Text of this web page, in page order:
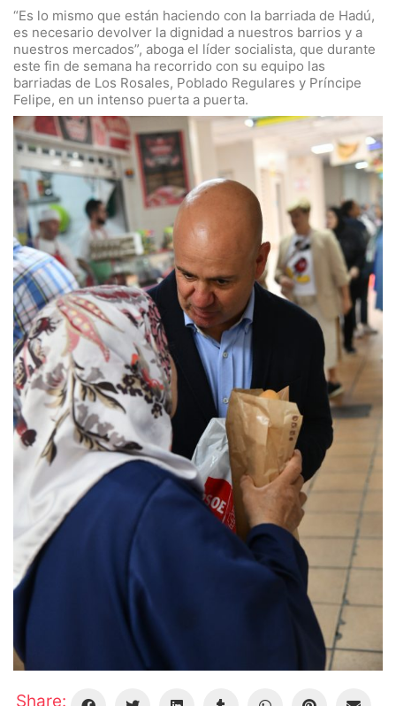
“Es lo mismo que están haciendo con la barriada de Hadú,
es necesario devolver la dignidad a nuestros barrios y a
nuestros mercados”, aboga el líder socialista, que durante
este fin de semana ha recorrido con su equipo las
barriadas de Los Rosales, Poblado Regulares y Príncipe
Felipe, en un intenso puerta a puerta.
Share: